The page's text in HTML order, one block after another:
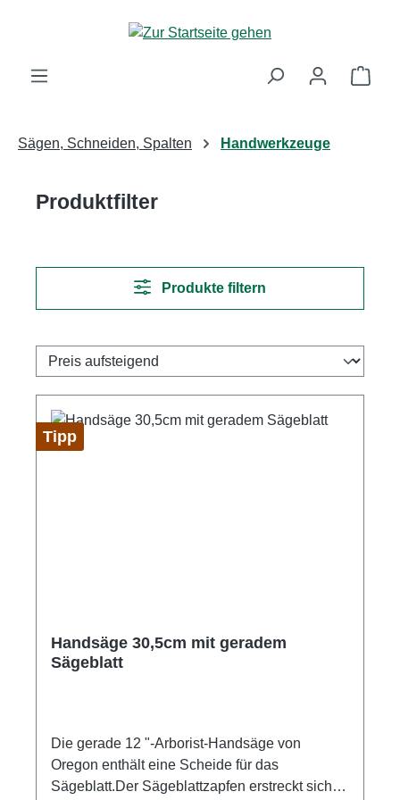
Zum Hauptinhalt springen
Sägen, Schneiden, Spalten Handwerkzeuge
Produktfilter
Produkte filtern
Tipp
Handsäge 30,5cm mit geradem
Sägeblatt
Die gerade 12 "-Arborist-Handsäge von
Oregon enthält eine Scheide für das
Sägeblatt.Der Sägeblattzapfen erstreckt sich